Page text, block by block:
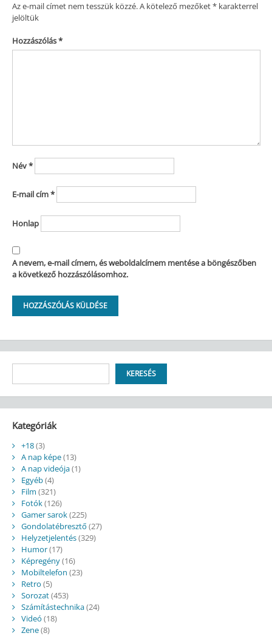
Az e-mail címet nem tesszük közzé.A kötelező mezőket*karakterrel
jelöltük
Hozzászólás*
Név*
E-mail cím*
Honlap
A nevem, e-mail címem, és weboldalcímem mentése a böngészőben
a következő hozzászólásomhoz.
KERESÉS
Kategóriák
+18(3)
A nap képe(13)
A nap videója(1)
Egyéb(4)
Film (321)
Fotók(126)
Gamer sarok(225)
Gondolatébresztő (27)
Helyzetjelentés(329)
Humor(17)
Képregény(16)
Mobiltelefon (23)
Retro (5)
Sorozat(453)
Számítástechnika(24)
Videó (18)
Zene(8)